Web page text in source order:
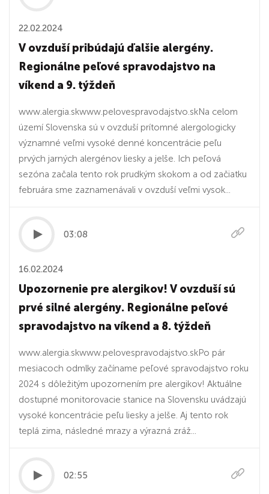
22.02.2024
V ovzduší pribúdajú ďalšie alergény.
Regionálne peľové spravodajstvo na
víkend a 9. týždeň
www.alergia.skwww.pelovespravodajstvo.skNa celom
území Slovenska sú v ovzduší prítomné alergologicky
významné veľmi vysoké denné koncentrácie peľu
prvých jarných alergénov liesky a jelše. Ich peľová
sezóna začala tento rok prudkým skokom a od začiatku
februára sme zaznamenávali v ovzduší veľmi vysok...
03:08
16.02.2024
Upozornenie pre alergikov! V ovzduší sú
prvé silné alergény. Regionálne peľové
spravodajstvo na víkend a 8. týždeň
www.alergia.skwww.pelovespravodajstvo.skPo pár
mesiacoch odmlky začíname peľové spravodajstvo roku
2024 s dôležitým upozornením pre alergikov! Aktuálne
dostupné monitorovacie stanice na Slovensku uvádzajú
vysoké koncentrácie peľu liesky a jelše. Aj tento rok
teplá zima, následné mrazy a výrazná zráž...
02:55